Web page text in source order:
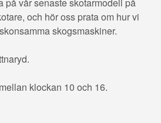
på vår senaste skotarmodell på
och hör oss prata om hur vi
skogsmaskiner.
klockan 10 och 16.